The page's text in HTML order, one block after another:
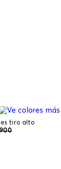
tiro alto